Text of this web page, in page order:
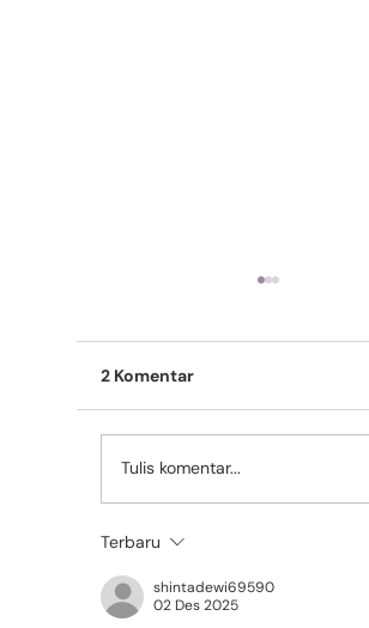
Kisah Momo, Kucing
yang Sembuh dari FIP
2 Komentar
Tulis komentar...
Terbaru
shintadewi69590
02 Des 2025